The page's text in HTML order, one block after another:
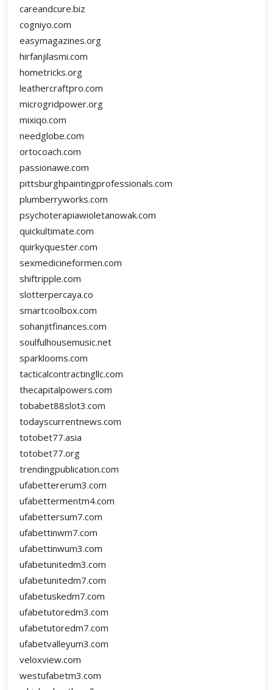
careandcure.biz
cogniyo.com
easymagazines.org
hirfanjilasmi.com
hometricks.org
leathercraftpro.com
microgridpower.org
mixiqo.com
needglobe.com
ortocoach.com
passionawe.com
pittsburghpaintingprofessionals.com
plumberryworks.com
psychoterapiawioletanowak.com
quickultimate.com
quirkyquester.com
sexmedicineformen.com
shiftripple.com
slotterpercaya.co
smartcoolbox.com
sohanjitfinances.com
soulfulhousemusic.net
sparklooms.com
tacticalcontractingllc.com
thecapitalpowers.com
tobabet88slot3.com
todayscurrentnews.com
totobet77.asia
totobet77.org
trendingpublication.com
ufabettererum3.com
ufabettermentm4.com
ufabettersum7.com
ufabettinwm7.com
ufabettinwum3.com
ufabetunitedm3.com
ufabetunitedm7.com
ufabetuskedm7.com
ufabetutoredm3.com
ufabetutoredm7.com
ufabetvalleyum3.com
veloxview.com
westufabetm3.com